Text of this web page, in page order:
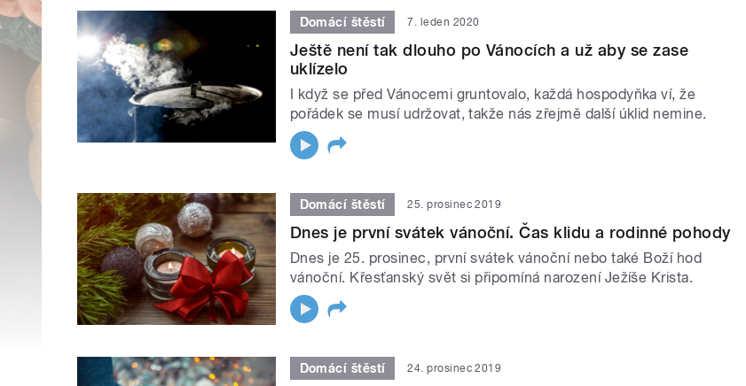
Domácí štěstí 7. leden 2020
Ještě není tak dlouho po Vánocích a už aby se zase
uklízelo
I když se před Vánocemi gruntovalo, každá hospodyňka ví, že
pořádek se musí udržovat, takže nás zřejmě další úklid nemine.
Domácí štěstí 25. prosinec 2019
Dnes je první svátek vánoční. Čas klidu a rodinné pohody
Dnes je 25. prosinec, první svátek vánoční nebo také Boží hod
vánoční. Křesťanský svět si připomíná narození Ježíše Krista.
Domácí štěstí 24. prosinec 2019